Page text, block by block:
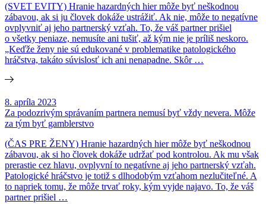
(SVET EVITY) Hranie hazardných hier môže byť neškodnou
zábavou, ak si ju človek dokáže ustrážiť. Ak nie, môže to negatívne
ovplyvniť aj jeho partnerský vzťah. To, že váš partner prišiel
o všetky peniaze, nemusíte ani tušiť, až kým nie je príliš neskoro.
„Keďže ženy nie sú edukované v problematike patologického
hráčstva, takáto súvislosť ich ani nenapadne. Skôr …
8. apríla 2023
Za podozrivým správaním partnera nemusí byť vždy nevera. Môže
za tým byť gamblerstvo
(ČAS PRE ŽENY) Hranie hazardných hier môže byť neškodnou
zábavou, ak si ho človek dokáže udržať pod kontrolou. Ak mu však
prerastie cez hlavu, ovplyvní to negatívne aj jeho partnerský vzťah.
Patologické hráčstvo je totiž s dlhodobým vzťahom nezlučiteľné. A
to napriek tomu, že môže trvať roky, kým vyjde najavo. To, že váš
partner prišiel …